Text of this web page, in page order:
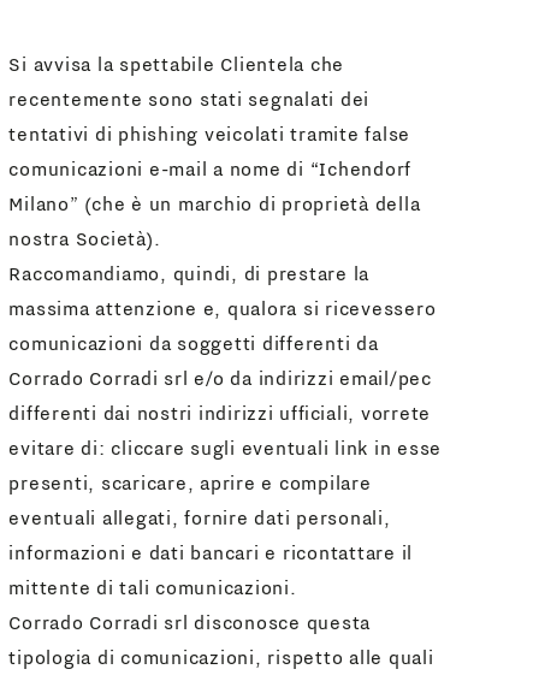
Si avvisa la spettabile Clientela che
recentemente sono stati segnalati dei
tentativi di phishing veicolati tramite false
comunicazioni e-mail a nome di “Ichendorf
Milano” (che è un marchio di proprietà della
nostra Società).
Raccomandiamo, quindi, di prestare la
massima attenzione e, qualora si ricevessero
comunicazioni da soggetti differenti da
Corrado Corradi srl e/o da indirizzi email/pec
differenti dai nostri indirizzi ufficiali, vorrete
evitare di: cliccare sugli eventuali link in esse
presenti, scaricare, aprire e compilare
eventuali allegati, fornire dati personali,
informazioni e dati bancari e ricontattare il
mittente di tali comunicazioni.
Corrado Corradi srl disconosce questa
tipologia di comunicazioni, rispetto alle quali